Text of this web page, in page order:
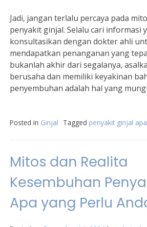
Jadi, jangan terlalu percaya pada
penyakit ginjal. Selalu cari informasi
konsultasikan dengan dokter ahli
mendapatkan penanganan yang
bukanlah akhir dari segalanya,
berusaha dan memiliki keyakinan
penyembuhan adalah hal yang
Posted in Ginjal Tagged penyakit ginjal
Mitos dan Realita
Kesembuhan
Apa yang Perlu